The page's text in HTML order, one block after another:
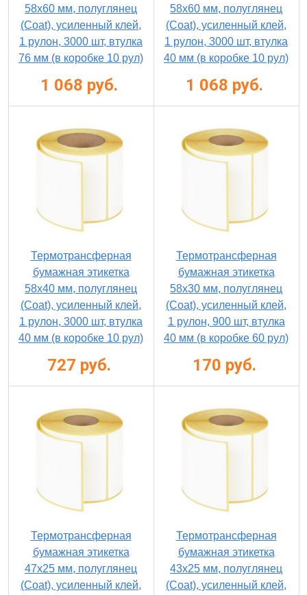
58х60 мм, полуглянец
(Coat), усиленный клей,
1 рулон, 3000 шт, втулка
76 мм (в коробке 10 рул)
1 068 руб.
58x60 мм, полуглянец
(Coat), усиленный клей,
1 рулон, 3000 шт, втулка
40 мм (в коробке 10 рул)
1 068 руб.
Термотрансферная
бумажная этикетка
58х40 мм, полуглянец
(Coat), усиленный клей,
1 рулон, 3000 шт, втулка
40 мм (в коробке 10 рул)
727 руб.
Термотрансферная
бумажная этикетка
58х30 мм, полуглянец
(Coat), усиленный клей,
1 рулон, 900 шт, втулка
40 мм (в коробке 60 рул)
170 руб.
Термотрансферная
бумажная этикетка
47х25 мм, полуглянец
(Coat), усиленный клей,
Термотрансферная
бумажная этикетка
43х25 мм, полуглянец
(Coat), усиленный клей,